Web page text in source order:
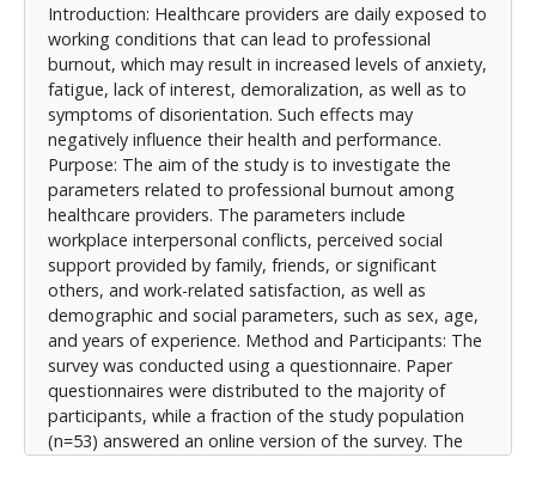
ερωτηματολόγιο είχε έντυπη και ηλεκτρονική μορφή.
Το συνολικό δείγμα αφορά εργαζόμενους Γενικού
Νοσοκομείου και ανέρχεται σε N = 298
συμμετέχοντες και συμμετέχουσες. Τα εργαλεία που
χρησιμοποιήθηκαν είναι το Workplace Interpersonal
Conflict Scale (WICS) των Wright et al. (2017), για τη
μέτρηση των διαπροσωπικών συγκρούσεων στον
χώρο εργασίας, το Multidimensional scale of perceived
social support (MSPSS), των Zimet et al. (1988), για τη
μέτρηση της προσλαμβανόμενης κοινωνικής
υποστήριξης, το εργαλείο μέτρησης της ικανοποίησης
από την εργασία των Warr et al. (1979) και το
Ερωτηματολόγιο Καταγραφής Επαγγελματικής
Εξουθένωσης των Maslach και Jackson (Maslach
Burnout Inventory· 1986). Αποτελέσματα: Οι αναλύσεις
πραγματοποιήθηκαν με τη χρήση του λογισμικού IBM
SPSS Statistics 29. Στατιστικά σημαντική φάνηκε να
είναι η επίδραση του φύλου, με τις γυναίκες να
Introduction: Healthcare providers are daily exposed to
working conditions that can lead to professional
burnout, which may result in increased levels of anxiety,
fatigue, lack of interest, demoralization, as well as to
symptoms of disorientation. Such effects may
negatively influence their health and performance.
Purpose: The aim of the study is to investigate the
parameters related to professional burnout among
healthcare providers. The parameters include
workplace interpersonal conflicts, perceived social
support provided by family, friends, or significant
others, and work-related satisfaction, as well as
demographic and social parameters, such as sex, age,
and years of experience. Method and Participants: The
survey was conducted using a questionnaire. Paper
questionnaires were distributed to the majority of
participants, while a fraction of the study population
(n=53) answered an online version of the survey. The